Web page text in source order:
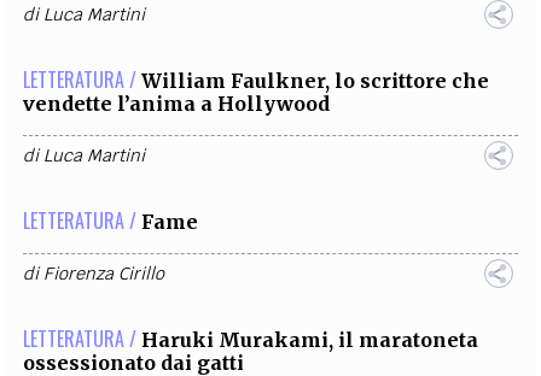
diLuca Martini
LETTERATURA / William Faulkner, lo scrittore che
vendette l’anima a Hollywood
diLuca Martini
LETTERATURA / Fame
diFiorenza Cirillo
LETTERATURA / Haruki Murakami, il maratoneta
ossessionato dai gatti